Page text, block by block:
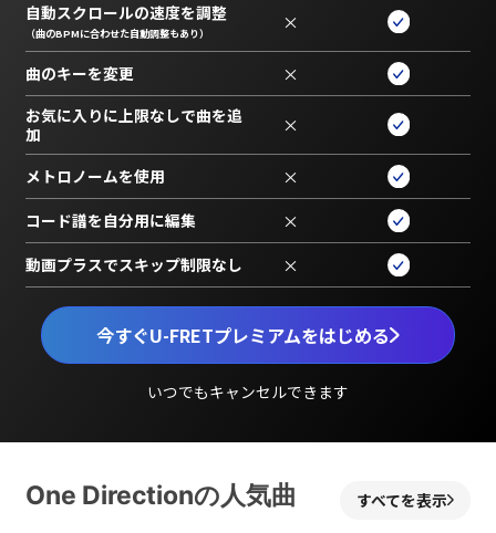
今すぐU-FRETプレミアムをはじめる
いつでもキャンセルできます
自動スクロールの速度を調整
（曲のBPMに合わせた自動調整もあり） ×
曲のキーを変更 ×
お気に入りに上限なしで曲を追
加
×
メトロノームを使用 ×
コード譜を自分用に編集 ×
動画プラスでスキップ制限なし ×
One Directionの人気曲 すべてを表示